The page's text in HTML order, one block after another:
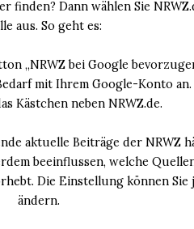
finden? Dann wählen Sie
aus. So geht es:
„NRWZ bei Google
mit Ihrem Google-Konto an.
Kästchen neben NRWZ.de.
aktuelle Beiträge der NRWZ
beeinflussen, welche
Die Einstellung können
ändern.